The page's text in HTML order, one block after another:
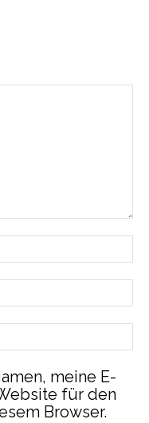
meine E-
für den
Browser.